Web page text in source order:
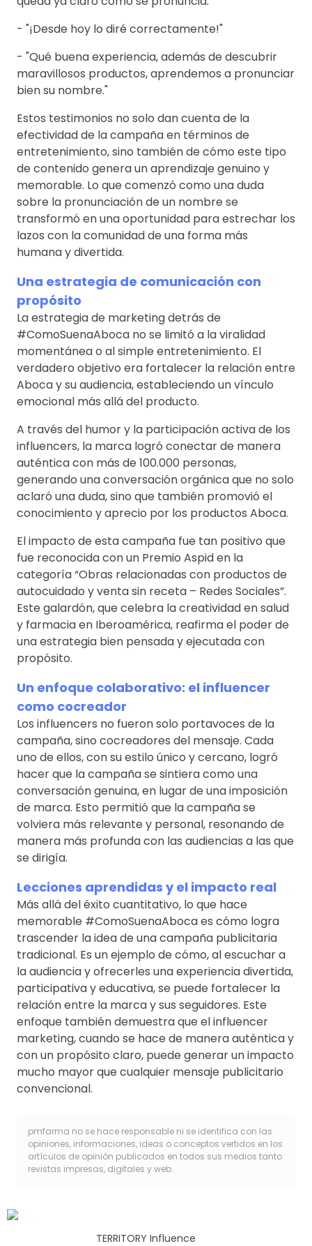
- "¡Desde hoy lo diré correctamente!"
- "Qué buena experiencia, además de descubrir
maravillosos productos, aprendemos a pronunciar
bien su nombre."
Estos testimonios no solo dan cuenta de la
efectividad de la campaña en términos de
entretenimiento, sino también de cómo este tipo
de contenido genera un aprendizaje genuino y
memorable. Lo que comenzó como una duda
sobre la pronunciación de un nombre se
transformó en una oportunidad para estrechar los
lazos con la comunidad de una forma más
humana y divertida.
Una estrategia de comunicación con
propósito
La estrategia de marketing detrás de
#ComoSuenaAboca no se limitó a la viralidad
momentánea o al simple entretenimiento. El
verdadero objetivo era fortalecer la relación entre
Aboca y su audiencia, estableciendo un vínculo
emocional más allá del producto.
A través del humor y la participación activa de los
influencers, la marca logró conectar de manera
auténtica con más de 100.000 personas,
generando una conversación orgánica que no solo
aclaró una duda, sino que también promovió el
conocimiento y aprecio por los productos Aboca.
El impacto de esta campaña fue tan positivo que
fue reconocida con un Premio Aspid en la
categoría “Obras relacionadas con productos de
autocuidado y venta sin receta – Redes Sociales”.
Este galardón, que celebra la creatividad en salud
y farmacia en Iberoamérica, reafirma el poder de
una estrategia bien pensada y ejecutada con
propósito.
Un enfoque colaborativo: el influencer
como cocreador
Los influencers no fueron solo portavoces de la
campaña, sino cocreadores del mensaje. Cada
uno de ellos, con su estilo único y cercano, logró
hacer que la campaña se sintiera como una
conversación genuina, en lugar de una imposición
de marca. Esto permitió que la campaña se
volviera más relevante y personal, resonando de
manera más profunda con las audiencias a las que
se dirigía.
Lecciones aprendidas y el impacto real
Más allá del éxito cuantitativo, lo que hace
memorable #ComoSuenaAboca es cómo logra
trascender la idea de una campaña publicitaria
tradicional. Es un ejemplo de cómo, al escuchar a
la audiencia y ofrecerles una experiencia divertida,
participativa y educativa, se puede fortalecer la
relación entre la marca y sus seguidores. Este
enfoque también demuestra que el influencer
marketing, cuando se hace de manera auténtica y
con un propósito claro, puede generar un impacto
mucho mayor que cualquier mensaje publicitario
convencional.
pmfarma no se hace responsable ni se identifica con las
opiniones, informaciones, ideas o conceptos vertidos en los
artículos de opinión publicados en todos sus medios tanto
revistas impresas, digitales y web.
TERRITORY Influence